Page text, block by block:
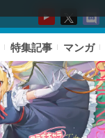
特集記事 マンガ